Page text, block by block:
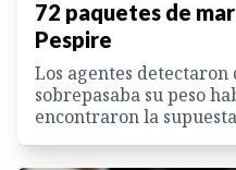
72 paquetes de
Pespire
Los agentes
sobrepasaba su peso
encontraron la